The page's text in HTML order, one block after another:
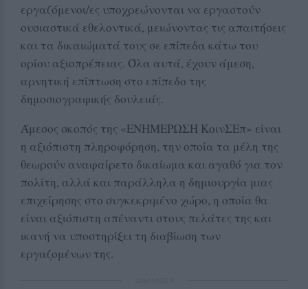
εργαζόμενοι/ες υποχρεώνονται να εργαστούν
ουσιαστικά εθελοντικά, μειώνοντας τις απαιτήσεις
και τα δικαιώματά τους σε επίπεδα κάτω του
ορίου αξιοπρέπειας. Όλα αυτά, έχουν άμεση,
αρνητική επίπτωση στο επίπεδο της
δημοσιογραφικής δουλειάς.
Άμεσος σκοπός της «ΕΝΗΜΕΡΩΣΗ ΚοινΣΕπ» είναι
η αξιόπιστη πληροφόρηση, την οποία τα μέλη της
θεωρούν αναφαίρετο δικαίωμα και αγαθό για τον
πολίτη, αλλά και παράλληλα η δημιουργία μιας
επιχείρησης στο συγκεκριμένο χώρο, η οποία θα
είναι αξιόπιστη απέναντι στους πελάτες της και
ικανή να υποστηρίξει τη διαβίωση των
εργαζoμένων της.